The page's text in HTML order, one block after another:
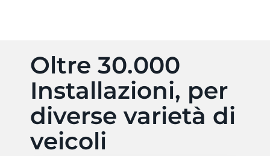
Oltre 30.000
Installazioni, per
diverse varietà di
veicoli